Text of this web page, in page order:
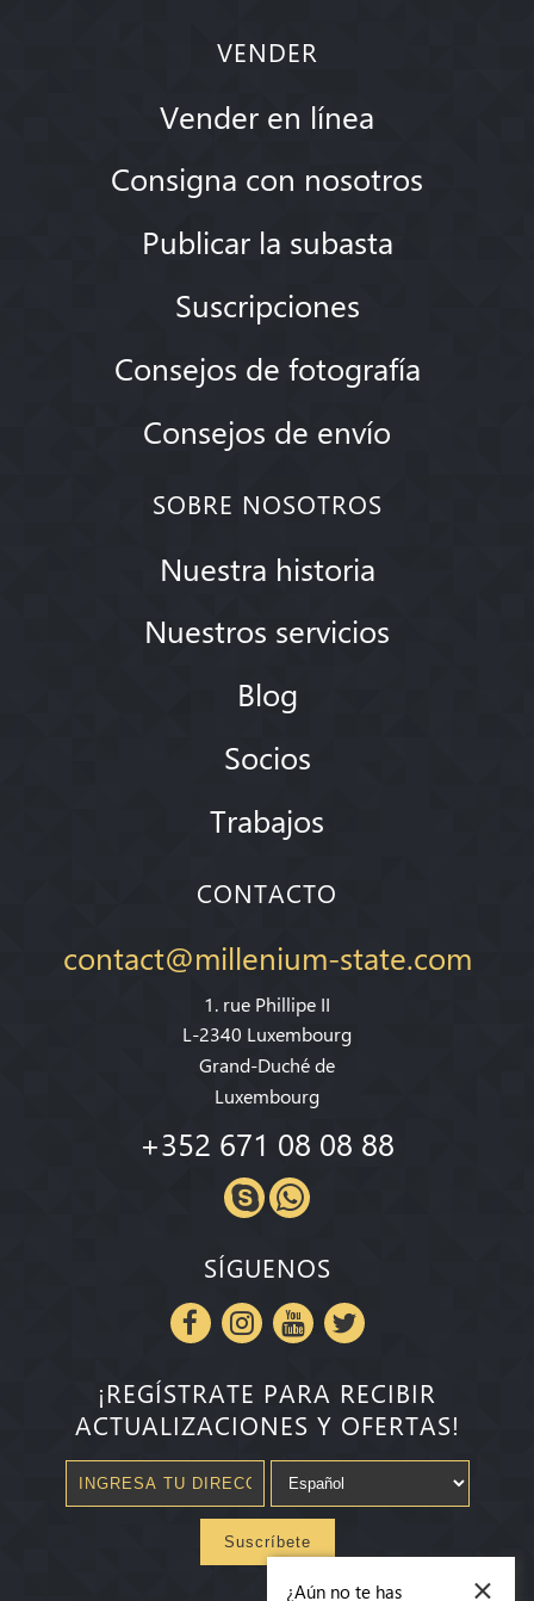
VENDER
Vender en línea
Consigna con nosotros
Publicar la subasta
Suscripciones
Consejos de fotografía
Consejos de envío
SOBRE NOSOTROS
Nuestra historia
Nuestros servicios
Blog
Socios
Trabajos
CONTACTO
contact@millenium-state.com
1. rue Phillipe II
L-2340 Luxembourg
Grand-Duché de
Luxembourg
+352 671 08 08 88
SÍGUENOS
¡REGÍSTRATE PARA RECIBIR
ACTUALIZACIONES Y OFERTAS!
Suscríbete
×
¿Aún no te has